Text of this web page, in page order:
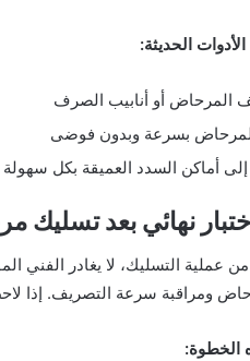
الحديثة:
المرحاض أو أنابيب الصرف
بسرعة وبدون فوضى
أماكن السدد العميقة بكل سهولة
من عملية التسليك، لا يغادر الفني
ومراقبة سرعة التصريف. إذا
الخطوة: